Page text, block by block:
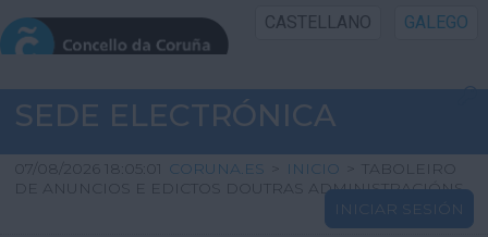
CASTELLANO GALEGO
INICIO SEDE
INICIO
INFORMACIÓN PÚBLICA
SEDE ELECTRÓNICA
07/08/2026 18:05:01 CORUNA.ES > INICIO > TABOLEIRO
DE ANUNCIOS E EDICTOS DOUTRAS ADMINISTRACIÓNS
INICIAR SESIÓN